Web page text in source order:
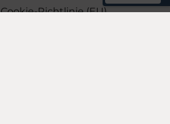
Cookie-Richtlinie (EU)